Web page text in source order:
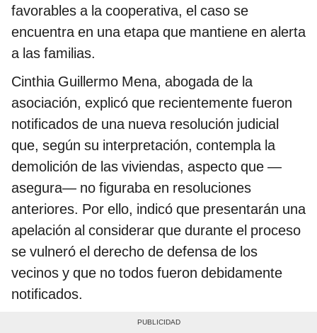
favorables a la cooperativa, el caso se
encuentra en una etapa que mantiene en alerta
a las familias.
Cinthia Guillermo Mena, abogada de la
asociación, explicó que recientemente fueron
notificados de una nueva resolución judicial
que, según su interpretación, contempla la
demolición de las viviendas, aspecto que —
asegura— no figuraba en resoluciones
anteriores. Por ello, indicó que presentarán una
apelación al considerar que durante el proceso
se vulneró el derecho de defensa de los
vecinos y que no todos fueron debidamente
notificados.